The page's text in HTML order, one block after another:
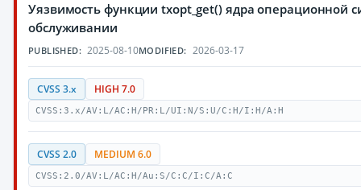
Уязвимость функции txopt_get() ядра операционной
обслуживании
PUBLISHED: 2025-08-10MODIFIED: 2026-03-17
CVSS 3.x HIGH 7.0
CVSS:3.x/AV:L/AC:H/PR:L/UI:N/S:U/C:H/I:H/A:H
CVSS 2.0 MEDIUM 6.0
CVSS:2.0/AV:L/AC:H/Au:S/C:C/I:C/A:C